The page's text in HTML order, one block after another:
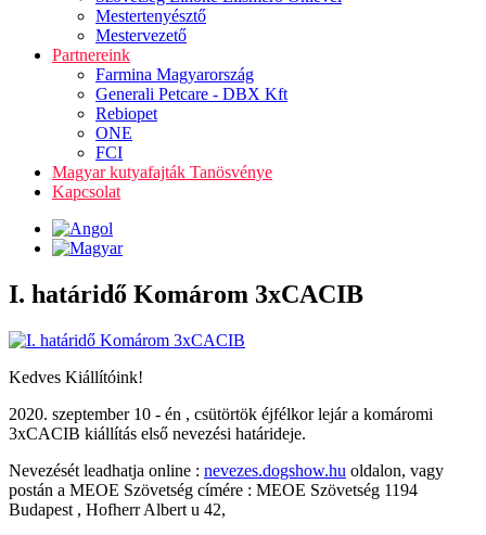
Mestertenyésztő
Mestervezető
Partnereink
Farmina Magyarország
Generali Petcare - DBX Kft
Rebiopet
ONE
FCI
Magyar kutyafajták Tanösvénye
Kapcsolat
I. határidő Komárom 3xCACIB
Kedves Kiállítóink!
2020. szeptember 10 - én , csütörtök éjfélkor lejár a komáromi
3xCACIB kiállítás első nevezési határideje.
Nevezését leadhatja online : nevezes.dogshow.hu oldalon, vagy
postán a MEOE Szövetség címére : MEOE Szövetség 1194
Budapest , Hofherr Albert u 42,